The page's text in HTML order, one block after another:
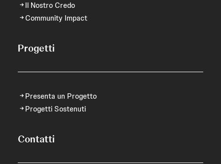
Il Nostro Credo
Community Impact
Progetti
Presenta un Progetto
Progetti Sostenuti
Contatti